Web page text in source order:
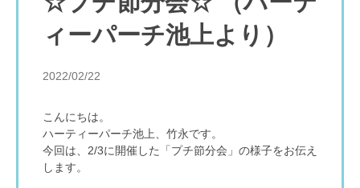
ィーパーチ池上より）
2022/02/22
こんにちは。
ハーティーパーチ池上、竹永です。
今回は、2/3に開催した「プチ節分会」の様子をお伝え
します。